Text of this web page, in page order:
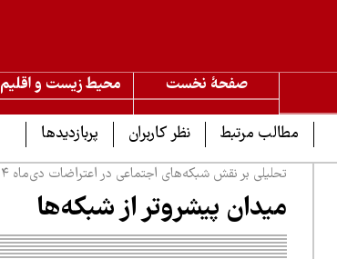
صفحۀ نخست محیط زیست و اقلیم
مطالب مرتبط
نظر کاربران پربازدیدها
تحلیلی بر نقش شبکه‌های اجتماعی در اعتراضات دی‌ماه ۱۴۰۴
میدان پیشروتر از شبکه‌ها